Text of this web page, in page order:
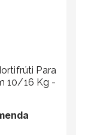
Para
10/16 Kg -